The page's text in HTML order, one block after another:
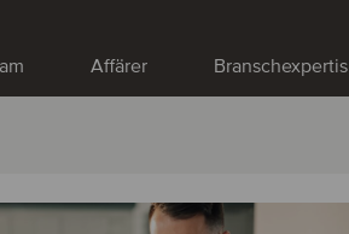
Affärer Branschexpertis